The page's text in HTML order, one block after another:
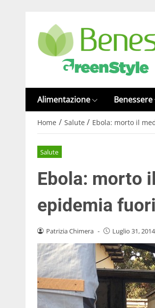
Alimentazione Benessere
Home / Salute / Ebola: morto il
Salute
Ebola: morto
epidemia
Patrizia Chimera - Luglio 31, 2014